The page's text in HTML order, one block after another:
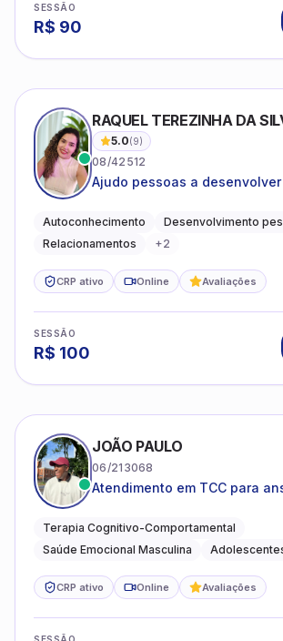
SESSÃO
R$ 90
RAQUEL TEREZINHA DA
5.0(9)
08/42512
Ajudo pessoas a
Autoconhecimento
Desenvolvimento
Relacionamentos
+2
CRP ativo Online Avaliações
SESSÃO
R$ 100
JOÃO PAULO
06/213068
Atendimento em TCC para
emocional
Terapia Cognitivo-Comportamental
Saúde Emocional Masculina
CRP ativo Online Avaliações